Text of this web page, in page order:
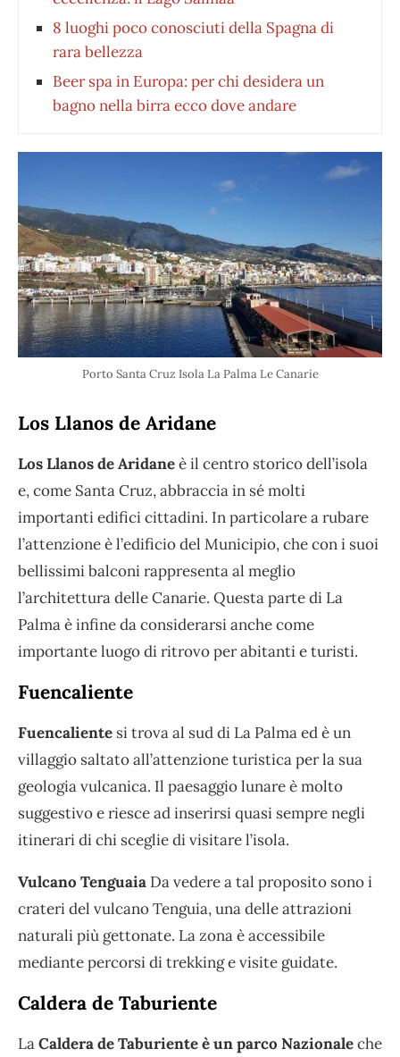
8 luoghi poco conosciuti della Spagna di
rara bellezza
Beer spa in Europa: per chi desidera un
bagno nella birra ecco dove andare
Porto Santa Cruz Isola La Palma Le Canarie
Los Llanos de Aridane
Los Llanos de Aridaneè il centro storico dell’isola
e, come Santa Cruz, abbraccia in sé molti
importanti edifici cittadini. In particolare a rubare
l’attenzione è l’edificio del Municipio, che con i suoi
bellissimi balconi rappresenta al meglio
l’architettura delle Canarie. Questa parte di La
Palma è infine da considerarsi anche come
importante luogo di ritrovo per abitanti e turisti.
Fuencaliente
Fuencaliente si trova al sud di La Palma ed è un
villaggio saltato all’attenzione turistica per la sua
geologia vulcanica. Il paesaggio lunare è molto
suggestivo e riesce ad inserirsi quasi sempre negli
itinerari di chi sceglie di visitare l’isola.
Vulcano Tenguaia Da vedere a tal proposito sono i
crateri del vulcano Tenguia, una delle attrazioni
naturali più gettonate. La zona è accessibile
mediante percorsi di trekking e visite guidate.
Caldera de Taburiente
LaCaldera de Taburiente è un parco Nazionaleche